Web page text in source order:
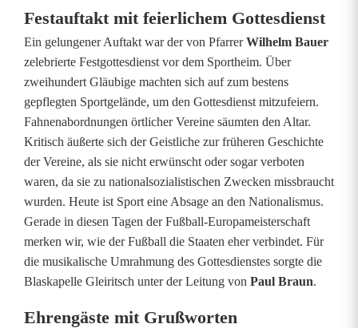
g
f
e
i
e
r
7
5
-
j
Festauftakt mit feierlichem Gottesdienst
Ein gelungener Auftakt war der von PfarrerWilhelm Bauer
zelebrierte Festgottesdienst vor dem Sportheim. Über
zweihundert Gläubige machten sich auf zum bestens
gepflegten Sportgelände, um den Gottesdienst mitzufeiern.
Fahnenabordnungen örtlicher Vereine säumten den Altar.
Kritisch äußerte sich der Geistliche zur früheren Geschichte
der Vereine, als sie nicht erwünscht oder sogar verboten
waren, da sie zu nationalsozialistischen Zwecken missbraucht
wurden. Heute ist Sport eine Absage an den Nationalismus.
Gerade in diesen Tagen der Fußball-Europameisterschaft
merken wir, wie der Fußball die Staaten eher verbindet. Für
die musikalische Umrahmung des Gottesdienstes sorgte die
Blaskapelle Gleiritsch unter der Leitung von Paul Braun.
Ehrengäste mit Grußworten